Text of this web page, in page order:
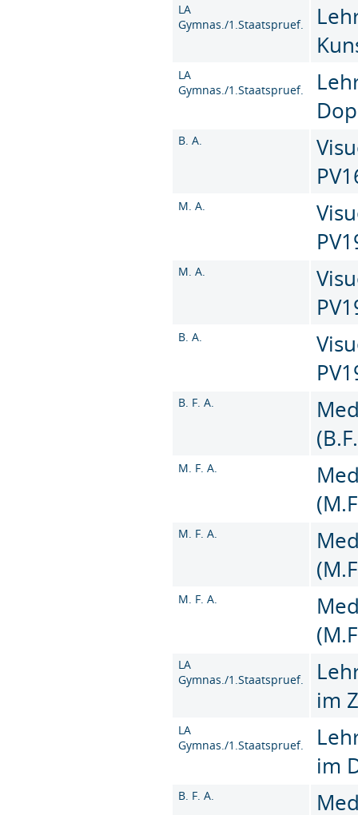
LA
Gymnas./1.Staatspruef.
LA
Gymnas./1.Staatspruef.
B. A.
M. A.
M. A.
B. A.
B. F. A.
M. F. A.
M. F. A.
M. F. A.
LA
Gymnas./1.Staatspruef.
im
LA
Gymnas./1.Staatspruef.
im
B. F. A.